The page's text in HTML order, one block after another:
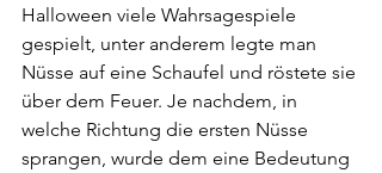
Halloween viele Wahrsagespiele
gespielt, unter anderem legte man
Nüsse auf eine Schaufel und röstete sie
über dem Feuer. Je nachdem, in
welche Richtung die ersten Nüsse
sprangen, wurde dem eine Bedeutung